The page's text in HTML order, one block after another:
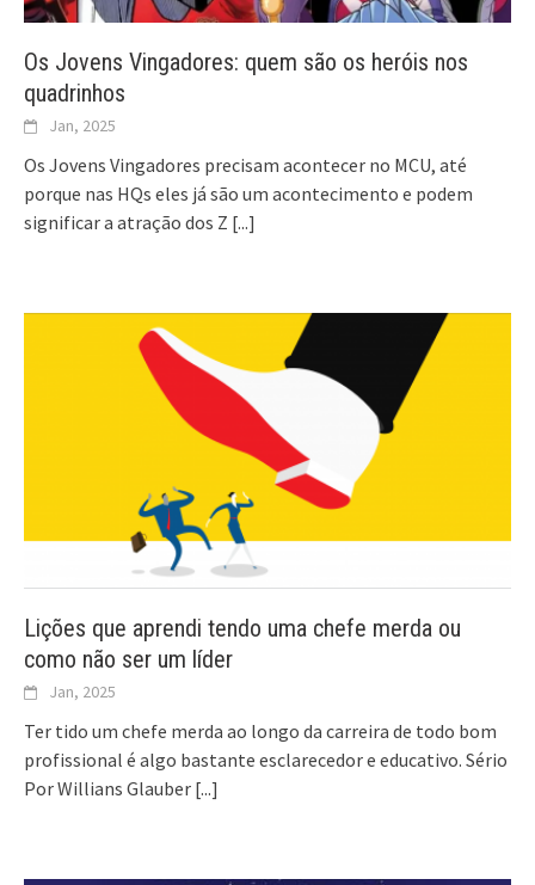
Os Jovens Vingadores: quem são os heróis nos
quadrinhos
Jan, 2025
Os Jovens Vingadores precisam acontecer no MCU, até
porque nas HQs eles já são um acontecimento e podem
significar a atração dos Z [...]
Lições que aprendi tendo uma chefe merda ou
como não ser um líder
Jan, 2025
Ter tido um chefe merda ao longo da carreira de todo bom
profissional é algo bastante esclarecedor e educativo. Sério
Por Willians Glauber [...]